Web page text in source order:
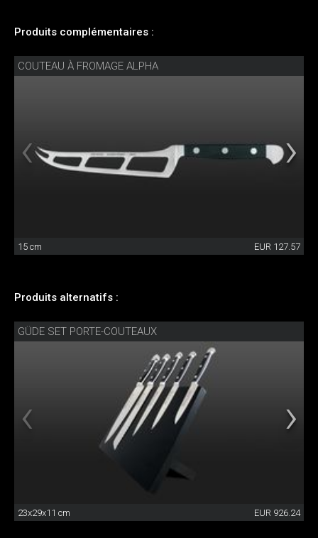
Produits complémentaires :
COUTEAU À FROMAGE ALPHA
15 cm EUR 127.57
Produits alternatifs :
GÜDE SET PORTE-COUTEAUX
23x29x11 cm EUR 926.24